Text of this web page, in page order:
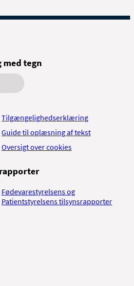
med tegn
Tilgængelighedserklæring
Guide til oplæsning af tekst
Oversigt over cookies
Fødevarestyrelsens og
Patientstyrelsens tilsynsrapporter